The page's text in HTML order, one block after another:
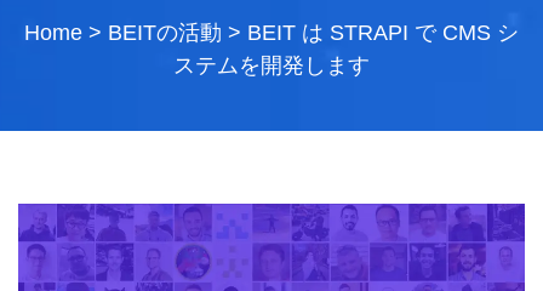
Home > BEITの活動 > BEIT は STRAPI で CMS シ
ステムを開発します